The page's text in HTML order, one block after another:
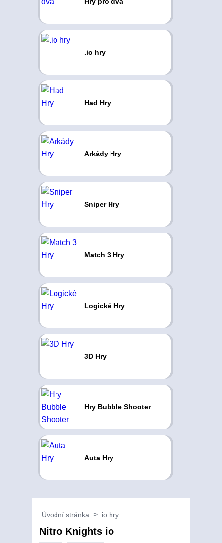
.io hry
Had Hry
Arkády Hry
Sniper Hry
Match 3 Hry
Logické Hry
3D Hry
Hry Bubble Shooter
Auta Hry
Úvodní stránka .io hry
Nitro Knights io